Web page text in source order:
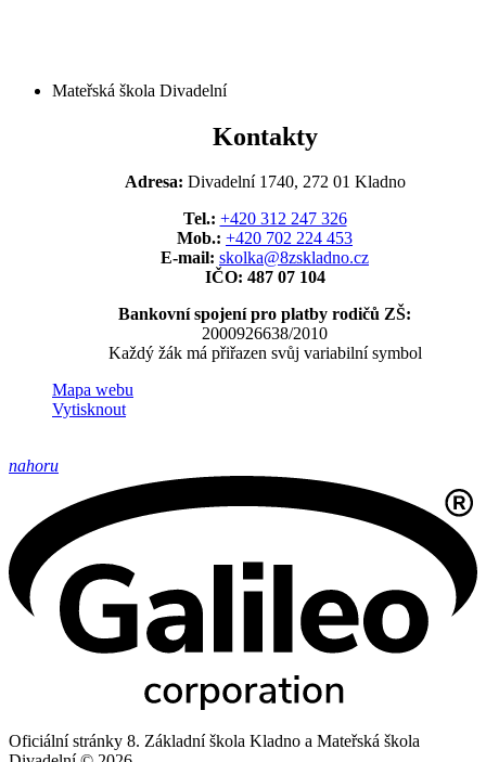
Mateřská škola Divadelní
Kontakty
Adresa: Divadelní 1740, 272 01 Kladno
Tel.: +420 312 247 326
Mob.: +420 702 224 453
E-mail: skolka@8zskladno.cz
IČO: 487 07 104
Bankovní spojení pro platby rodičů ZŠ:
2000926638/2010
Každý žák má přiřazen svůj variabilní symbol
Mapa webu
Vytisknout
nahoru
Oficiální stránky 8. Základní škola Kladno a Mateřská škola